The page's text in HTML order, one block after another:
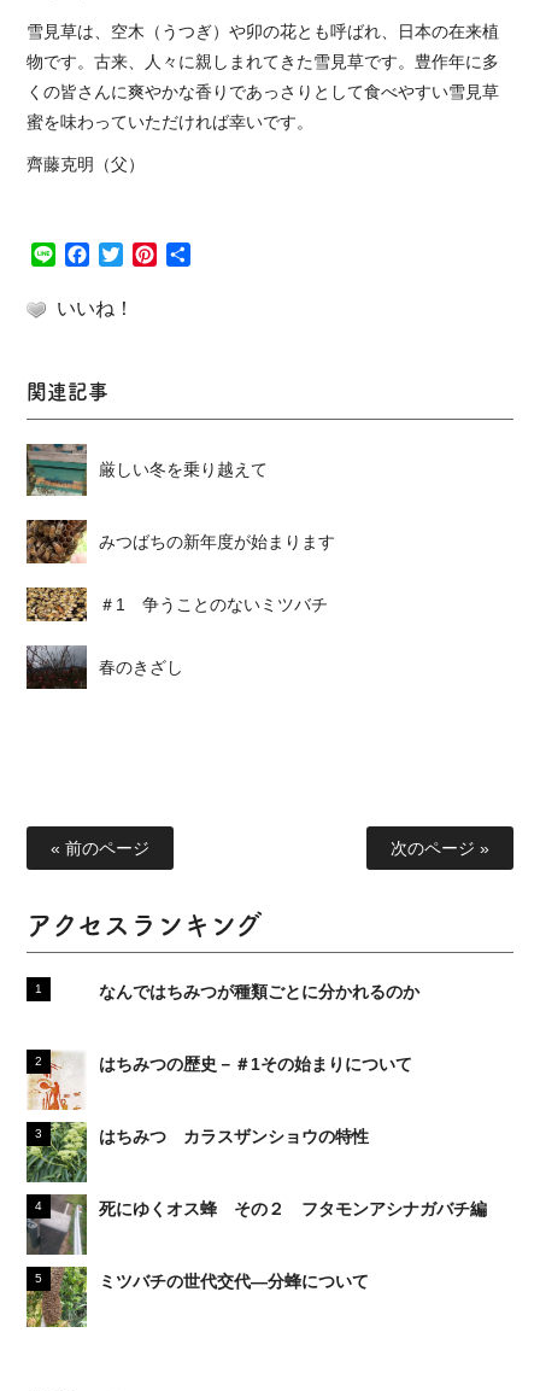
雪見草は、空木（うつぎ）や卯の花とも呼ばれ、日本の在来植
物です。古来、人々に親しまれてきた雪見草です。豊作年に多
くの皆さんに爽やかな香りであっさりとして食べやすい雪見草
蜜を味わっていただければ幸いです。
齊藤克明（父）
Line Facebook
TwitterPinterest
いいね！
関連記事
厳しい冬を乗り越えて
みつばちの新年度が始まります
＃1 争うことのないミツバチ
春のきざし
« 前のページ 次のページ »
アクセスランキング
なんではちみつが種類ごとに分かれるのか
はちみつの歴史－＃1その始まりについて
はちみつ カラスザンショウの特性
死にゆくオス蜂 その２ フタモンアシナガバチ編
ミツバチの世代交代―分蜂について